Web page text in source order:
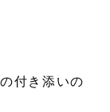
付き添いの